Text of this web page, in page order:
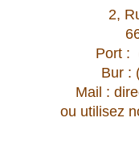
2,
Port :
Bur :
Mail :
ou utilisez